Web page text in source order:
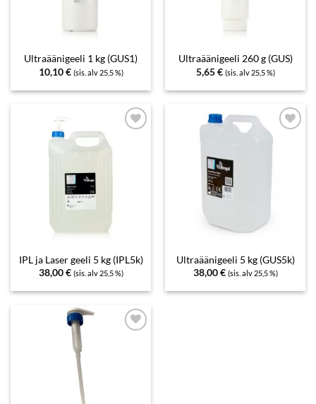
Ultraäänigeeli 1 kg (GUS1)
10,10€ (sis. alv 25,5 %)
Ultraäänigeeli 260 g (GUS)
5,65€ (sis. alv 25,5 %)
IPL ja Laser geeli 5 kg (IPL5k)
38,00€ (sis. alv 25,5 %)
Add to
Ultraäänigeeli 5 kg (GUS5k)
38,00€ (sis. alv 25,5 %)